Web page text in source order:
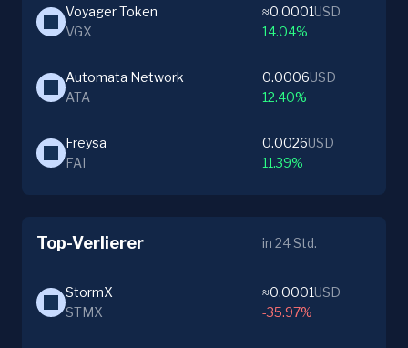
Voyager Token
VGX
≈0.0001USD
14.04%
Automata Network
ATA
0.0006USD
12.40%
Freysa
FAI
0.0026USD
11.39%
Top-Verlierer in 24 Std.
StormX
STMX
≈0.0001USD
-35.97%